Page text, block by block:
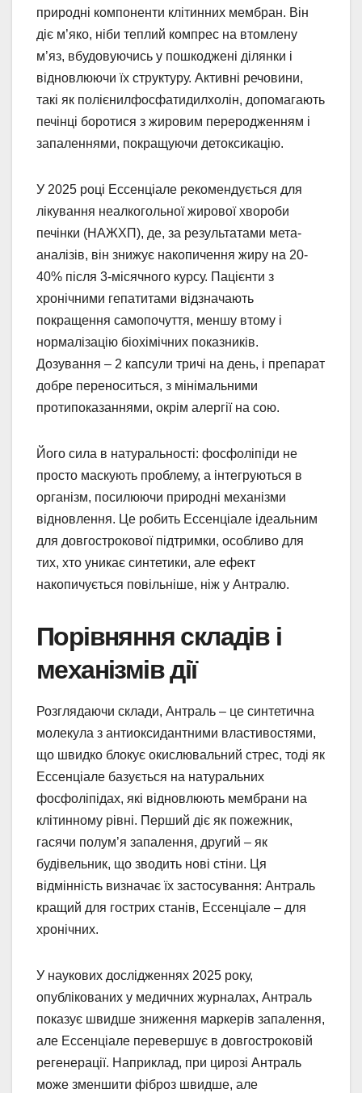
природні компоненти клітинних мембран. Він
діє м’яко, ніби теплий компрес на втомлену
м’яз, вбудовуючись у пошкоджені ділянки і
відновлюючи їх структуру. Активні речовини,
такі як полієнилфосфатидилхолін, допомагають
печінці боротися з жировим переродженням і
запаленнями, покращуючи детоксикацію.
У 2025 році Ессенціале рекомендується для
лікування неалкогольної жирової хвороби
печінки (НАЖХП), де, за результатами мета-
аналізів, він знижує накопичення жиру на 20-
40% після 3-місячного курсу. Пацієнти з
хронічними гепатитами відзначають
покращення самопочуття, меншу втому і
нормалізацію біохімічних показників.
Дозування – 2 капсули тричі на день, і препарат
добре переноситься, з мінімальними
протипоказаннями, окрім алергії на сою.
Його сила в натуральності: фосфоліпіди не
просто маскують проблему, а інтегруються в
організм, посилюючи природні механізми
відновлення. Це робить Ессенціале ідеальним
для довгострокової підтримки, особливо для
тих, хто уникає синтетики, але ефект
накопичується повільніше, ніж у Антралю.
Порівняння складів і
механізмів дії
Розглядаючи склади, Антраль – це синтетична
молекула з антиоксидантними властивостями,
що швидко блокує окислювальний стрес, тоді як
Ессенціале базується на натуральних
фосфоліпідах, які відновлюють мембрани на
клітинному рівні. Перший діє як пожежник,
гасячи полум’я запалення, другий – як
будівельник, що зводить нові стіни. Ця
відмінність визначає їх застосування: Антраль
кращий для гострих станів, Ессенціале – для
хронічних.
У наукових дослідженнях 2025 року,
опублікованих у медичних журналах, Антраль
показує швидше зниження маркерів запалення,
але Ессенціале перевершує в довгостроковій
регенерації. Наприклад, при цирозі Антраль
може зменшити фіброз швидше, але